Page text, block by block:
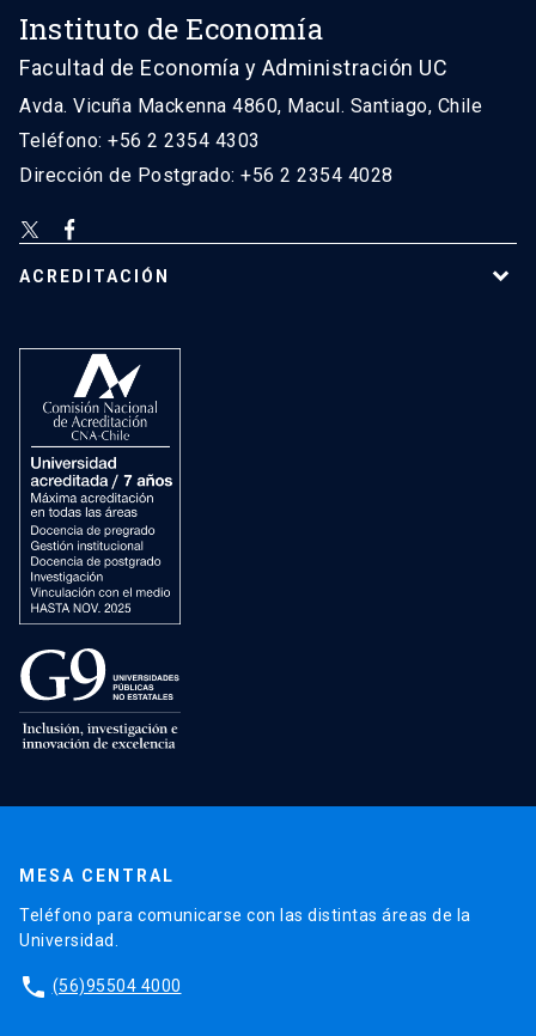
Instituto de Economía
Facultad de Economía y Administración UC
Avda. Vicuña Mackenna 4860, Macul. Santiago, Chile
Teléfono: +56 2 2354 4303
Dirección de Postgrado: +56 2 2354 4028
ACREDITACIÓN
MESA CENTRAL
Teléfono para comunicarse con las distintas áreas de la
Universidad.
phone (56)95504 4000